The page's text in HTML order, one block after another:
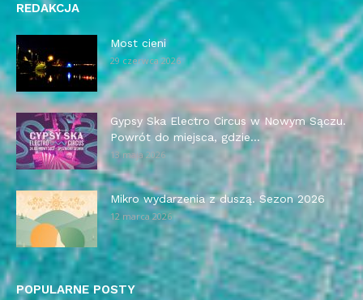
REDAKCJA
Most cieni
29 czerwca 2026
Gypsy Ska Electro Circus w Nowym Sączu.
Powrót do miejsca, gdzie...
13 maja 2026
Mikro wydarzenia z duszą. Sezon 2026
12 marca 2026
POPULARNE POSTY